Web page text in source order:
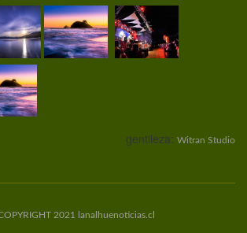
gentileza: Witran Studio
2021 lanalhuenoticias.cl